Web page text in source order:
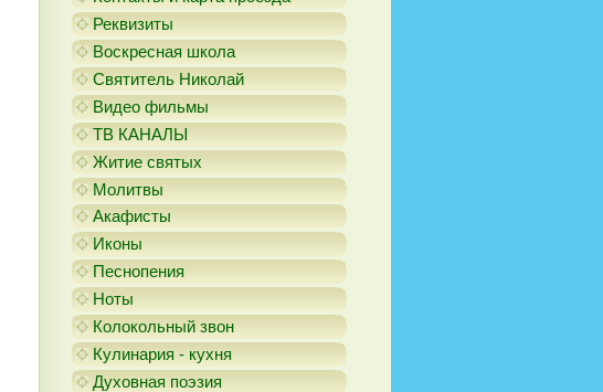
Реквизиты
Воскресная школа
Святитель Николай
Видео фильмы
ТВ КАНАЛЫ
Житие святых
Молитвы
Акафисты
Иконы
Песнопения
Ноты
Колокольный звон
Кулинария - кухня
Духовная поэзия